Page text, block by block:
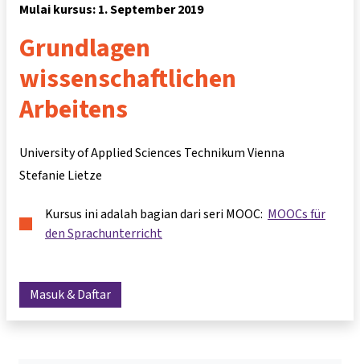
Mulai kursus: 1. September 2019
Grundlagen
wissenschaftlichen
Arbeitens
University of Applied Sciences Technikum Vienna
Stefanie Lietze
Kursus ini adalah bagian dari seri MOOC: MOOCs für
den Sprachunterricht
Masuk & Daftar